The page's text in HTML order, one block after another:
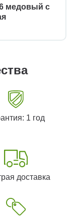
медовый с
1 год
доставка